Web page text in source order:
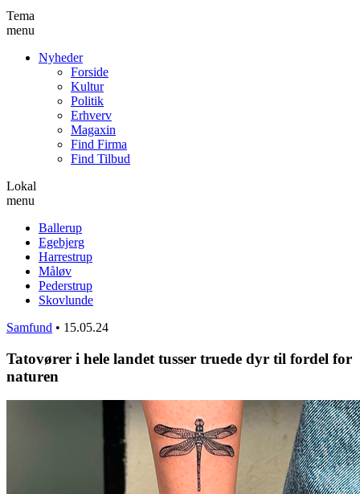
Tema
menu
Nyheder
Forside
Kultur
Politik
Erhverv
Magaxin
Find Firma
Find Tilbud
Lokal
menu
Ballerup
Egebjerg
Harrestrup
Måløv
Pederstrup
Skovlunde
Samfund • 15.05.24
Tatovører i hele landet tusser truede dyr til fordel for
naturen